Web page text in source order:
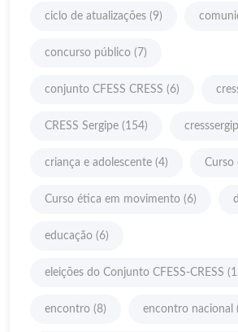
ciclo de atualizações (9)
concurso público (7)
conjunto CFESS CRESS (6)
CRESS Sergipe (154)
criança e adolescente (4) Curso
Curso ética em movimento (6)
educação (6)
eleições do Conjunto CFESS-CRESS
encontro (8) encontro nacional